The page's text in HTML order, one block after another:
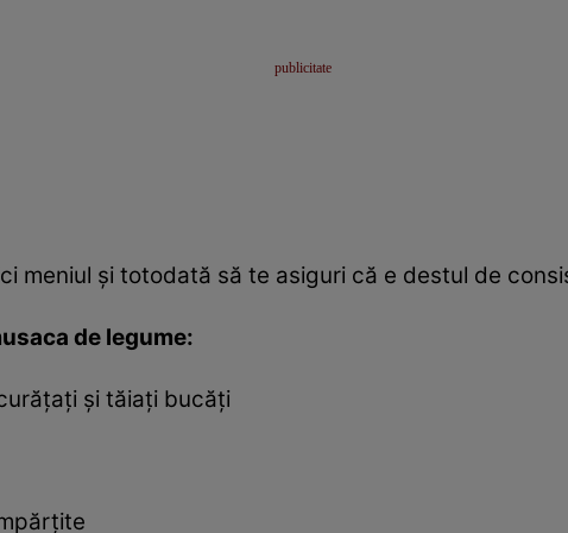
meniul şi totodată să te asiguri că e destul de
de legume:
şi tăiaţi bucăţi